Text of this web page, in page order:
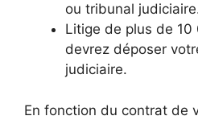
ou tribunal
Litige de plus de
devrez déposer
judiciaire.
En fonction du contrat de